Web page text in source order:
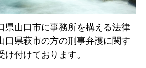
県山口市に事務所を構える法律
口県萩市の方の刑事弁護に関す
け付けております。